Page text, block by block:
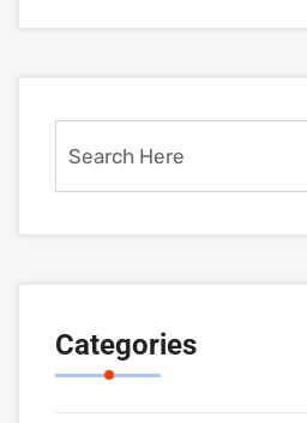
Categories